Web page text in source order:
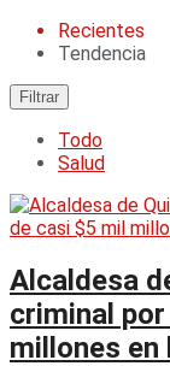
Recientes
Tendencia
Filtrar
Todo
Salud
Alcaldesa
criminal
millones en